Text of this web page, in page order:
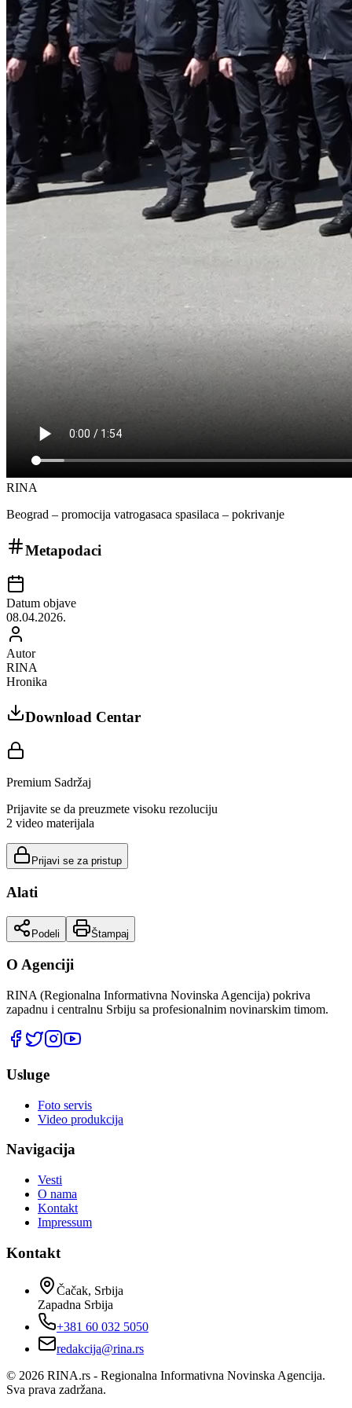
RINA
Beograd – promocija vatrogasaca spasilaca – pokrivanje
Metapodaci
Datum objave
08.04.2026.
Autor
RINA
Hronika
Download Centar
Premium Sadržaj
Prijavite se da preuzmete visoku rezoluciju
2 video materijala
Prijavi se za pristup
Alati
Podeli Štampaj
O Agenciji
RINA (Regionalna Informativna Novinska Agencija) pokriva
zapadnu i centralnu Srbiju sa profesionalnim novinarskim timom.
Usluge
Foto servis
Video produkcija
Navigacija
Vesti
O nama
Kontakt
Impressum
Kontakt
Čačak, Srbija
Zapadna Srbija
+381 60 032 5050
redakcija@rina.rs
© 2026 RINA.rs - Regionalna Informativna Novinska Agencija.
Sva prava zadržana.